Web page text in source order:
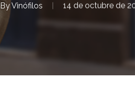
ByVinófilos 14 de octubre de